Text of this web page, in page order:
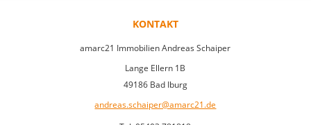
KONTAKT
amarc21 Immobilien Andreas Schaiper
Lange Ellern 1B
49186 Bad Iburg
andreas.schaiper@amarc21.de